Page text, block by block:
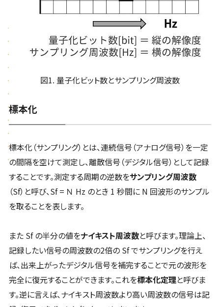
図1. 量子化ビット数とサンプリング周波数
標本化
標本化（サンプリング）とは、連続信号（アナログ信号）を⼀定
の間隔を空けて測定し、離散信号（デジタル信号）として記録
することです。測定する周期の逆数をサンプリング周波数
（Sf）と呼び、Sf = Ｎ Hz のとき 1 秒間に N 回波形のサンプル
を取ることを表します。
また Sf の半分の値をナイキスト周波数と呼びます。理論上、
記録したい信号の周波数の2倍の Sf でサンプリングを行え
ば、出来上がったデジタル信号を補完することで元の波形を
完全に復元することができます。これを標本化定理と呼びま
す。逆に言えば、ナイキスト周波数より高い周波数の信号は記